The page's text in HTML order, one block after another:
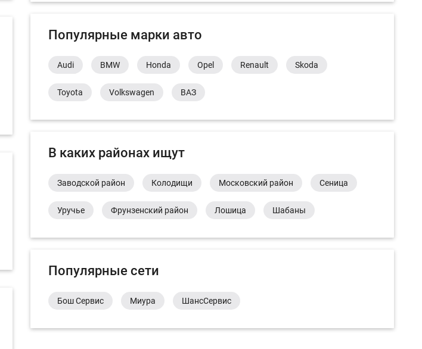
Популярные марки авто
Audi BMW Honda Opel Renault Skoda
Toyota Volkswagen ВАЗ
В каких районах ищут
Заводской район Колодищи Московский район Сеница
Уручье Фрунзенский район Лошица Шабаны
Популярные сети
Бош Сервис Миура ШансСервис